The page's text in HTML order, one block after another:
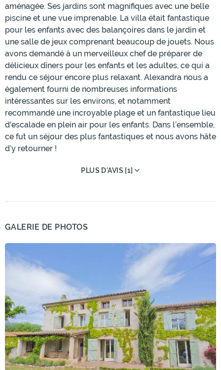
aménagée. Ses jardins sont magnifiques avec une belle
piscine et une vue imprenable. La villa était fantastique
pour les enfants avec des balançoires dans le jardin et
une salle de jeux comprenant beaucoup de jouets. Nous
avons demandé à un merveilleux chef de préparer de
délicieux dîners pour les enfants et les adultes, ce qui a
rendu ce séjour encore plus relaxant. Alexandra nous a
également fourni de nombreuses informations
intéressantes sur les environs, et notamment
recommandé une incroyable plage et un fantastique lieu
d'escalade en plein air pour les enfants. Dans l’ensemble,
ce fut un séjour des plus fantastiques et nous avons hâte
d’y retourner !
PLUS D'AVIS [1]
GALERIE DE PHOTOS